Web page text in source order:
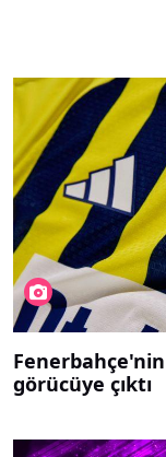
görücüye çıktı